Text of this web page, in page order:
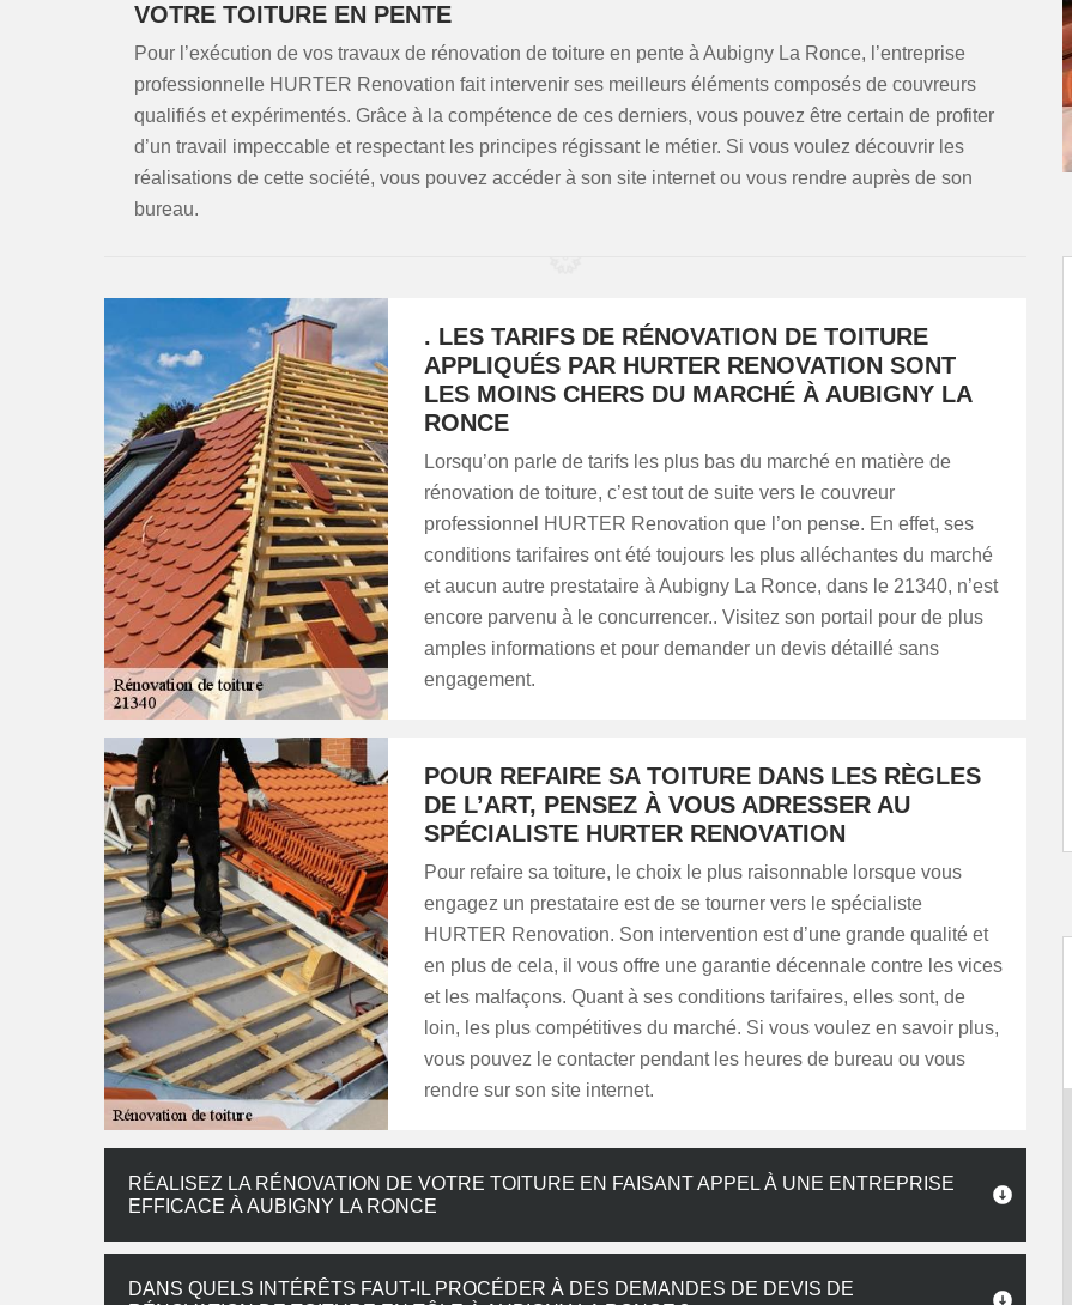
VOTRE TOITURE EN PENTE
Pour l’exécution de vos travaux de rénovation de toiture en pente à Aubigny La Ronce, l’entreprise
professionnelle HURTER Renovation fait intervenir ses meilleurs éléments composés de couvreurs
qualifiés et expérimentés. Grâce à la compétence de ces derniers, vous pouvez être certain de profiter
d’un travail impeccable et respectant les principes régissant le métier. Si vous voulez découvrir les
réalisations de cette société, vous pouvez accéder à son site internet ou vous rendre auprès de son
bureau.
. LES TARIFS DE RÉNOVATION DE TOITURE
APPLIQUÉS PAR HURTER RENOVATION SONT
LES MOINS CHERS DU MARCHÉ À AUBIGNY LA
RONCE
Lorsqu’on parle de tarifs les plus bas du marché en matière de
rénovation de toiture, c’est tout de suite vers le couvreur
professionnel HURTER Renovation que l’on pense. En effet, ses
conditions tarifaires ont été toujours les plus alléchantes du marché
et aucun autre prestataire à Aubigny La Ronce, dans le 21340, n’est
encore parvenu à le concurrencer.. Visitez son portail pour de plus
amples informations et pour demander un devis détaillé sans
engagement.
POUR REFAIRE SA TOITURE DANS LES RÈGLES
DE L’ART, PENSEZ À VOUS ADRESSER AU
SPÉCIALISTE HURTER RENOVATION
Pour refaire sa toiture, le choix le plus raisonnable lorsque vous
engagez un prestataire est de se tourner vers le spécialiste
HURTER Renovation. Son intervention est d’une grande qualité et
en plus de cela, il vous offre une garantie décennale contre les vices
et les malfaçons. Quant à ses conditions tarifaires, elles sont, de
loin, les plus compétitives du marché. Si vous voulez en savoir plus,
vous pouvez le contacter pendant les heures de bureau ou vous
rendre sur son site internet.
RÉALISEZ LA RÉNOVATION DE VOTRE TOITURE EN FAISANT APPEL À UNE ENTREPRISE
EFFICACE À AUBIGNY LA RONCE
DANS QUELS INTÉRÊTS FAUT-IL PROCÉDER À DES DEMANDES DE DEVIS DE